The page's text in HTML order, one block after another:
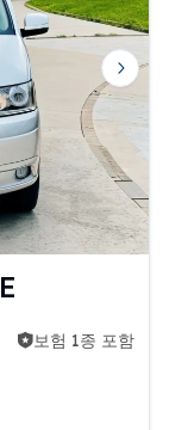
Next
보험 1종 포함